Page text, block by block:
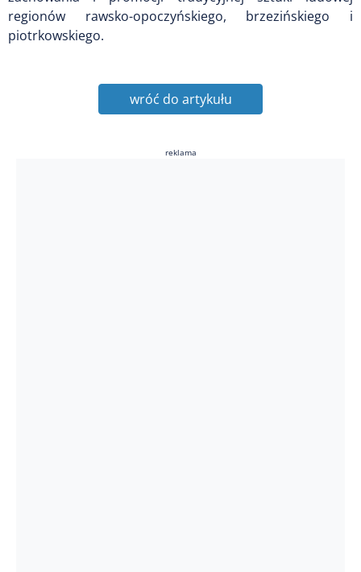
regionów rawsko-opoczyńskiego, brzezińskiego i
piotrkowskiego.
wróć do artykułu
reklama